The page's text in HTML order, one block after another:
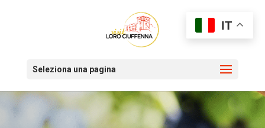
Seleziona una pagina
IT